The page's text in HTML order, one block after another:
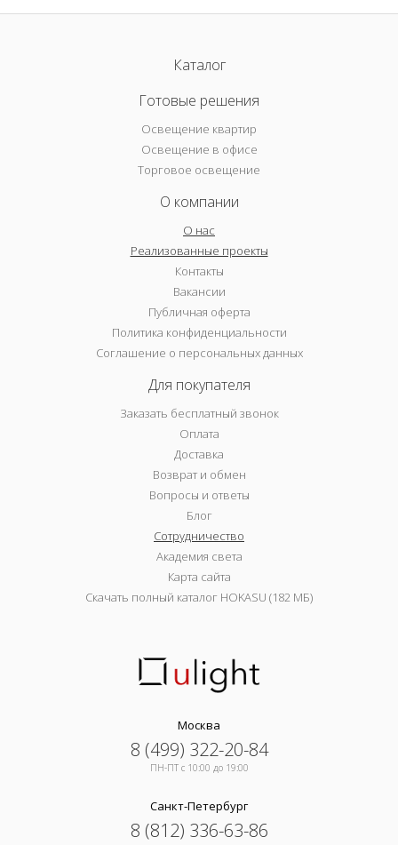
Каталог
Готовые решения
Освещение квартир
Освещение в офисе
Торговое освещение
О компании
О нас
Реализованные проекты
Контакты
Вакансии
Публичная оферта
Политика конфиденциальности
Соглашение о персональных данных
Для покупателя
Заказать бесплатный звонок
Оплата
Доставка
Возврат и обмен
Вопросы и ответы
Блог
Сотрудничество
Академия света
Карта сайта
Скачать полный каталог HOKASU (182 МБ)
Москва
8 (499) 322-20-84
ПН-ПТ c 10:00 до 19:00
Санкт-Петербург
8 (812) 336-63-86